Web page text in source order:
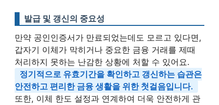
발급 및 갱신의 중요성
만약 공인인증서가 만료되었는데도 모르고 있다면,
갑자기 이체가 막히거나 중요한 금융 거래를 제때
처리하지 못하는 난감한 상황에 처할 수 있어요.
정기적으로 유효기간을 확인하고 갱신하는 습관은
안전하고 편리한 금융 생활을 위한 첫걸음입니다.
또한, 이체 한도 설정과 연계하여 더욱 안전하게 관